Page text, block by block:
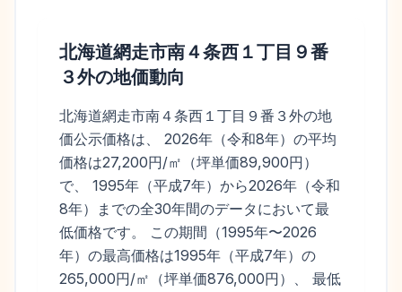
北海道網走市南４条西１丁目９番
３外の地価動向
北海道網走市南４条西１丁目９番３外の地
価公示価格は、 2026年（令和8年）の平均
価格は27,200円/㎡（坪単価89,900円）
で、 1995年（平成7年）から2026年（令和
8年）までの全30年間のデータにおいて最
低価格です。 この期間（1995年〜2026
年）の最高価格は1995年（平成7年）の
265,000円/㎡（坪単価876,000円）、 最低